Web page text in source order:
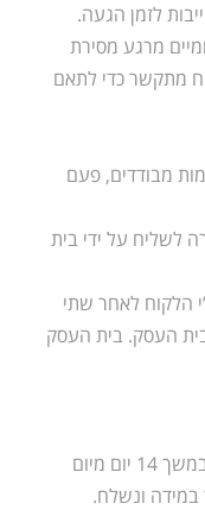
לזמן הגעה.
מרגע מסירת
מתקשר כדי לתאם
מבודדים, פעם
לשליח על ידי בית
הלקוח לאחר שתי
העסק. בית העסק
כל קונה באתר יכול לבטל את ההזמנה במשך 14 יום מיום
ונשלח.